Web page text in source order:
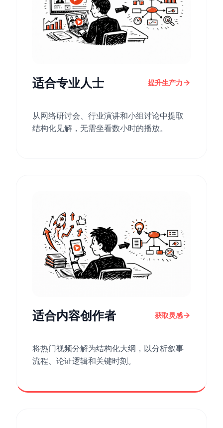
适合专业人士 提升生产力
从网络研讨会、行业演讲和小组讨论中提取
结构化见解，无需坐看数小时的播放。
适合内容创作者 获取灵感
将热门视频分解为结构化大纲，以分析叙事
流程、论证逻辑和关键时刻。